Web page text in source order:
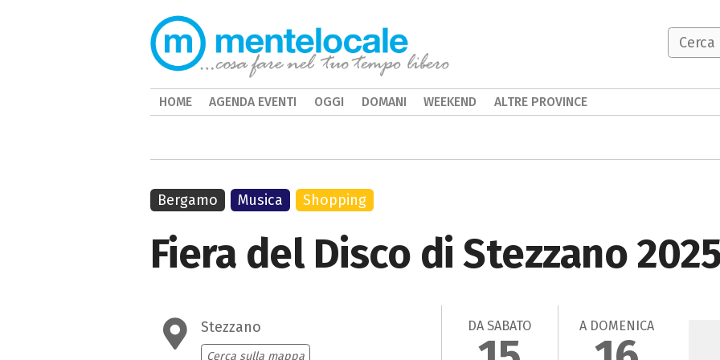
Fiera del Disco di Stezzano
Stezzano
Cerca sulla mappa
DA SABATO A DOMENICA
Bergamo Musica Shopping
HOME AGENDA EVENTI OGGI DOMANI WEEKEND ALTRE PROVINCE